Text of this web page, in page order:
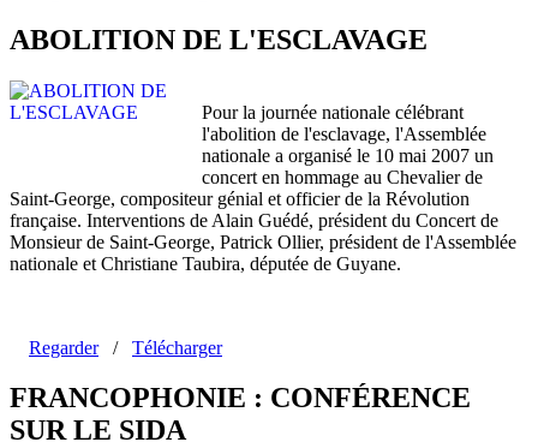
ABOLITION DE L'ESCLAVAGE
Pour la journée nationale célébrant
l'abolition de l'esclavage, l'Assemblée
nationale a organisé le 10 mai 2007 un
concert en hommage au Chevalier de
Saint-George, compositeur génial et officier de la Révolution
française. Interventions de Alain Guédé, président du Concert de
Monsieur de Saint-George, Patrick Ollier, président de l'Assemblée
nationale et Christiane Taubira, députée de Guyane.
Regarder/ Télécharger
FRANCOPHONIE : CONFÉRENCE
SUR LE SIDA